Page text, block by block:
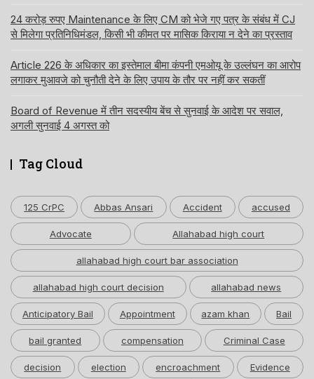
24 करोड़ रुपए Maintenance के लिए CM को भेजे गए पत्र के संबंध में CJ
से मिलेगा प्रतिनिधिमंडल, किसी भी कीमत पर मासिक किराया न देने का प्रस्ताव
Article 226 के अधिकार का इस्तेमाल बीमा कंपनी एमओयू के उल्लंघन का आरोप
लगाकर मुआवजे को चुनौती देने के लिए उपाय के तौर पर नहीं कर सकतीं
Board of Revenue में तीन सदस्यीय बेंच से सुनवाई के आदेश पर सवाल,
अगली सुनवाई 4 अगस्त को
Tag Cloud
125 CrPC Abbas Ansari Accident accused
Advocate Allahabad high court
allahabad high court bar association
allahabad high court decision allahabad news
Anticipatory Bail Appointment azam khan Bail
bail granted compensation Criminal Case
decision election encroachment Evidence